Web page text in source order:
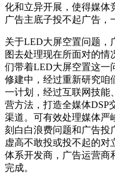
化和立异开展，使得媒体
广告主底子投不起广告，
关于LED大屏空置问题，
图去处理现在所面对的情
们带着LED大屏空置这一
修建中，经过重新研究
一计划，经过互联网技能
营方法，打造全媒体DSP
渠道。可有效处理媒体严
刻白白浪费问题和广告投
虚高不敢投或投不起的对
体系开发商，广告运营商
完成。